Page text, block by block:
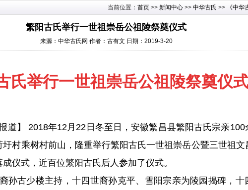
当前位置： 首页 >> 新闻中心 >> 中华古氏 >> 《中华
繁阳古氏举行一世祖崇岳公祖陵祭奠仪式
来源：中华古氏网 作者：古有文 日期：2019-3-20
氏举行一世祖崇岳公祖陵祭奠仪
道】 2018年12月22日冬至日，安徽繁昌县繁阳古氏宗亲100
村乘树村前山，隆重举行繁阳古氏一世祖崇岳公暨三世祖文
仪式，近百位繁阳古氏后人参加了仪式。
孙古少楼主持，十四世裔孙克平、雪阳宗亲为陵园揭碑，十